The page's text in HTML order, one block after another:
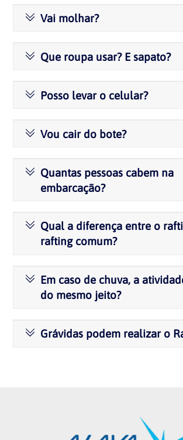
Vai molhar?
Que roupa usar? E sapato?
Posso levar o celular?
Vou cair do bote?
Quantas pessoas cabem na
embarcação?
Qual a diferença entre o
rafting comum?
Em caso de chuva, a
do mesmo jeito?
Grávidas podem realizar o